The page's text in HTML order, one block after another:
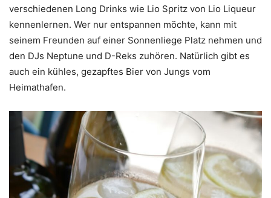
verschiedenen Long Drinks wie Lio Spritz von Lio Liqueur
kennenlernen. Wer nur entspannen möchte, kann mit
seinem Freunden auf einer Sonnenliege Platz nehmen und
den DJs Neptune und D-Reks zuhören. Natürlich gibt es
auch ein kühles, gezapftes Bier von Jungs vom
Heimathafen.